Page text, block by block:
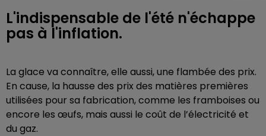
L'indispensable de l'été n'échappe
pas à l'inflation.
La glace va connaître, elle aussi, une flambée des prix.
En cause, la hausse des prix des matières premières
utilisées pour sa fabrication, comme les framboises ou
encore les œufs, mais aussi le coût de l’électricité et
du gaz.